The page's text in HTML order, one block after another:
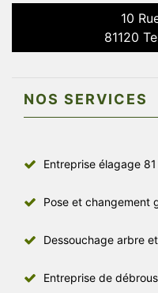
10
81120
NOS SERVICES
Entreprise élagage 81
Pose et changement
Dessouchage arbre
Entreprise de